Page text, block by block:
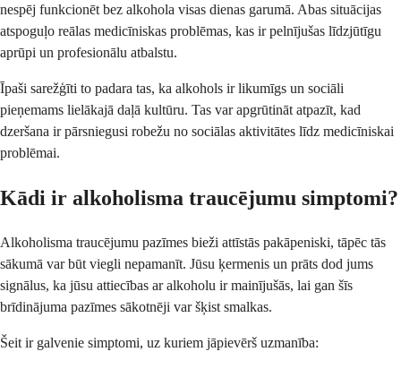
nespēj funkcionēt bez alkohola visas dienas garumā. Abas situācijas
atspoguļo reālas medicīniskas problēmas, kas ir pelnījušas līdzjūtīgu
aprūpi un profesionālu atbalstu.
Īpaši sarežģīti to padara tas, ka alkohols ir likumīgs un sociāli
pieņemams lielākajā daļā kultūru. Tas var apgrūtināt atpazīt, kad
dzeršana ir pārsniegusi robežu no sociālas aktivitātes līdz medicīniskai
problēmai.
Kādi ir alkoholisma traucējumu simptomi?
Alkoholisma traucējumu pazīmes bieži attīstās pakāpeniski, tāpēc tās
sākumā var būt viegli nepamanīt. Jūsu ķermenis un prāts dod jums
signālus, ka jūsu attiecības ar alkoholu ir mainījušās, lai gan šīs
brīdinājuma pazīmes sākotnēji var šķist smalkas.
Šeit ir galvenie simptomi, uz kuriem jāpievērš uzmanība: